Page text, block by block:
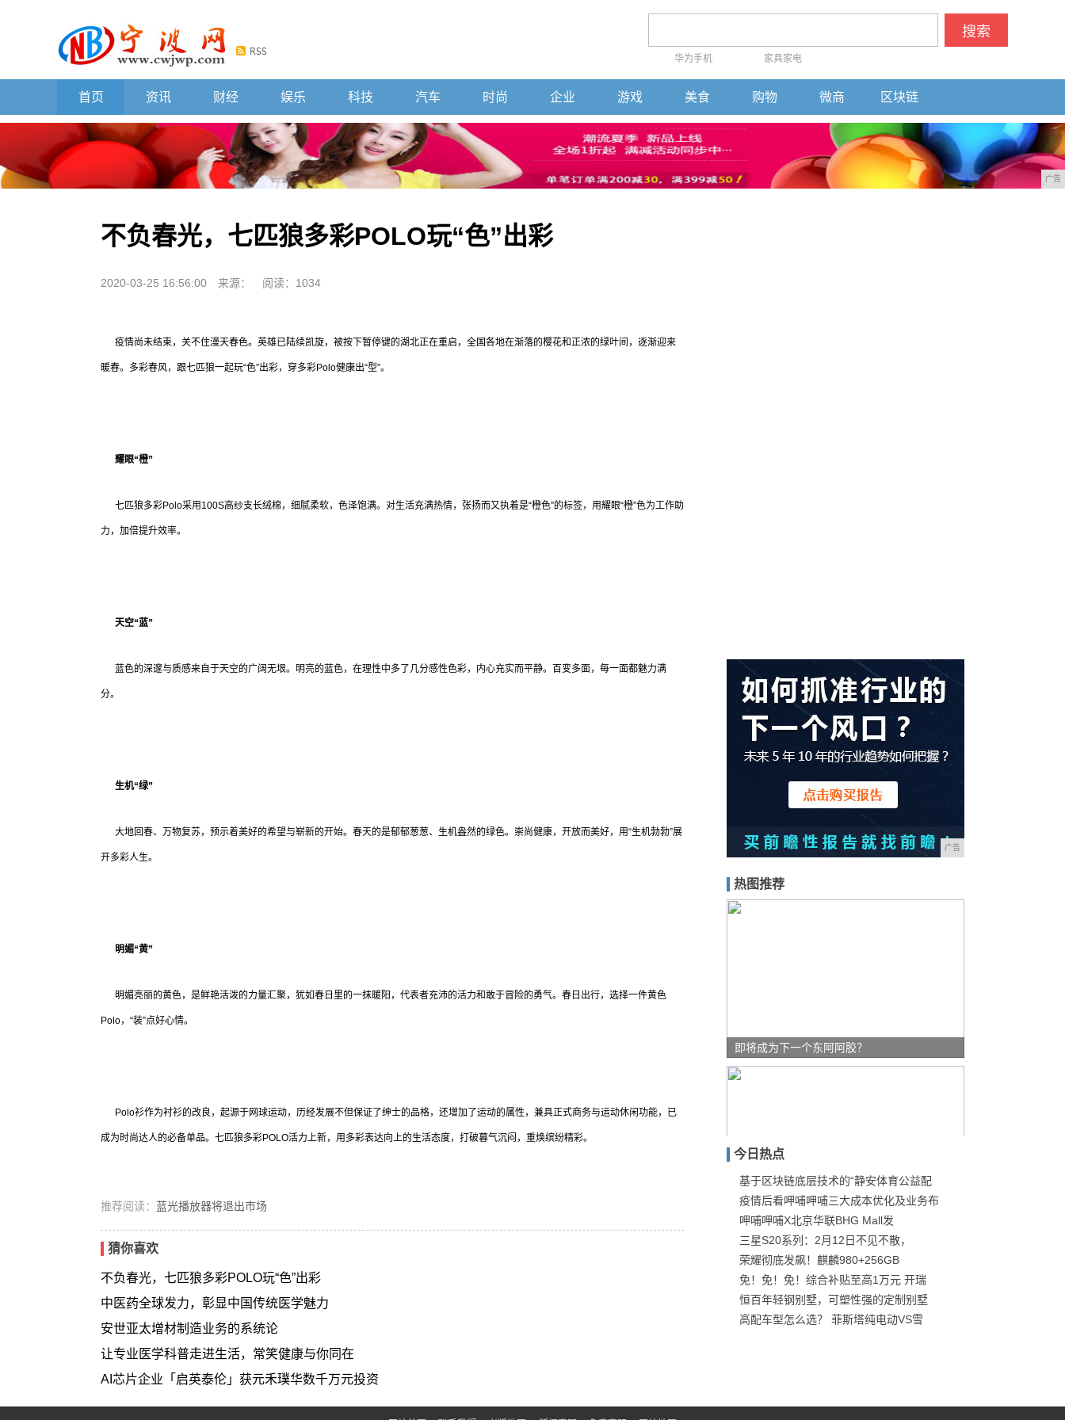
搜索
华为手机 家具家电
首页 资讯 财经 娱乐 科技 汽车 时尚 企业 游戏 美食 购物 微商 区块链
广告
不负春光，七匹狼多彩POLO玩“色”出彩
2020-03-25 16:56:00 来源： 阅读：1034
疫情尚未结束，关不住漫天春色。英雄已陆续凯旋，被按下暂停键的湖北正在重启，全国各地在渐落的樱花和正浓的绿叶间，逐渐迎来
暖春。多彩春风，跟七匹狼一起玩“色”出彩，穿多彩Polo健康出“型”。
耀眼“橙”
七匹狼多彩Polo采用100S高纱支长绒棉，细腻柔软，色泽饱满。对生活充满热情，张扬而又执着是“橙色”的标签，用耀眼“橙”色为工作助
力，加倍提升效率。
天空“蓝”
蓝色的深邃与质感来自于天空的广阔无垠。明亮的蓝色，在理性中多了几分感性色彩，内心充实而平静。百变多面，每一面都魅力满
分。
生机“绿”
大地回春、万物复苏，预示着美好的希望与崭新的开始。春天的是郁郁葱葱、生机盎然的绿色。崇尚健康，开放而美好，用“生机勃勃”展
开多彩人生。
明媚“黄”
明媚亮丽的黄色，是鲜艳活泼的力量汇聚，犹如春日里的一抹暖阳，代表者充沛的活力和敢于冒险的勇气。春日出行，选择一件黄色
Polo，“装”点好心情。
Polo衫作为衬衫的改良，起源于网球运动，历经发展不但保证了绅士的品格，还增加了运动的属性，兼具正式商务与运动休闲功能，已
成为时尚达人的必备单品。七匹狼多彩POLO活力上新，用多彩表达向上的生活态度，打破暮气沉闷，重焕缤纷精彩。
推荐阅读： 蓝光播放器将退出市场
猜你喜欢
不负春光，七匹狼多彩POLO玩“色”出彩
中医药全球发力，彰显中国传统医学魅力
安世亚太增材制造业务的系统论
让专业医学科普走进生活，常笑健康与你同在
AI芯片企业「启英泰伦」获元禾璞华数千万元投资
广告
热图推荐
即将成为下一个东阿阿胶？
明星在阳光下的鼻子透光了
今日热点
基于区块链底层技术的“静安体育公益配
疫情后看呷哺呷哺三大成本优化及业务布
呷哺呷哺X北京华联BHG Mall发
三星S20系列：2月12日不见不散，
荣耀彻底发飙！麒麟980+256GB
免！免！免！综合补贴至高1万元 开瑞
恒百年轻钢别墅，可塑性强的定制别墅
高配车型怎么选？ 菲斯塔纯电动VS雪